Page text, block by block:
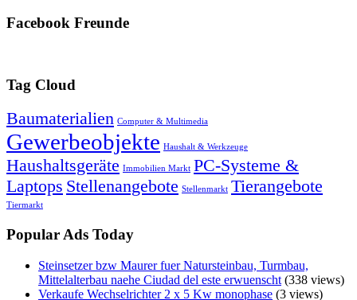
Facebook Freunde
Tag Cloud
Baumaterialien Computer & Multimedia
Gewerbeobjekte Haushalt & Werkzeuge
Haushaltsgeräte Immobilien Markt PC-Systeme &
Laptops Stellenangebote Stellenmarkt Tierangebote
Tiermarkt
Popular Ads Today
Steinsetzer bzw Maurer fuer Natursteinbau, Turmbau,
Mittelalterbau naehe Ciudad del este erwuenscht (338 views)
Verkaufe Wechselrichter 2 x 5 Kw monophase (3 views)